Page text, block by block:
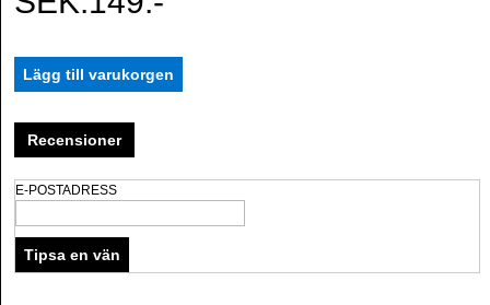
Recensioner
E-POSTADRESS